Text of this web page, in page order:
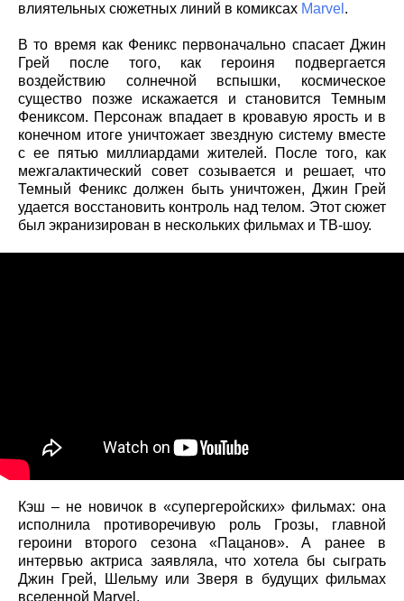
влиятельных сюжетных линий в комиксах Marvel .
В то время как Феникс первоначально спасает Джин
Грей после того, как героиня подвергается
воздействию солнечной вспышки, космическое
существо позже искажается и становится Темным
Фениксом. Персонаж впадает в кровавую ярость и в
конечном итоге уничтожает звездную систему вместе
с ее пятью миллиардами жителей. После того, как
межгалактический совет созывается и решает, что
Темный Феникс должен быть уничтожен, Джин Грей
удается восстановить контроль над телом. Этот сюжет
был экранизирован в нескольких фильмах и ТВ-шоу.
Кэш – не новичок в «супергеройских» фильмах: она
исполнила противоречивую роль Грозы, главной
героини второго сезона «Пацанов». А ранее в
интервью актриса заявляла, что хотела бы сыграть
Джин Грей, Шельму или Зверя в будущих фильмах
вселенной Marvel.